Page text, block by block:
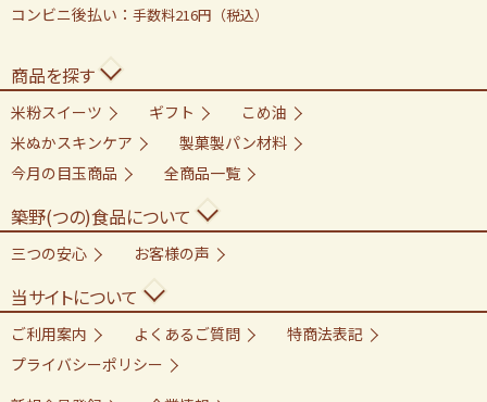
コンビニ後払い： 手数料216円（税込）
商品を探す
米粉スイーツ ギフト
こめ油
米ぬかスキンケア
製菓製パン材料
今月の目玉商品
全商品一覧
築野(つの)食品について
三つの安心 お客様の声
当サイトについて
ご利用案内 よくあるご質問
特商法表記
プライバシーポリシー